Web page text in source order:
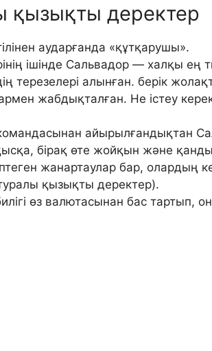
қызықты деректер
аударғанда «құтқарушы».
ішінде Сальвадор — халқы ең
терезелері алынған. берік
жабдықталған. Не істеу
айырылғандықтан
бірақ өте жойқын және
жанартаулар бар, олардың
қызықты деректер).
өз валютасынан бас тартып,